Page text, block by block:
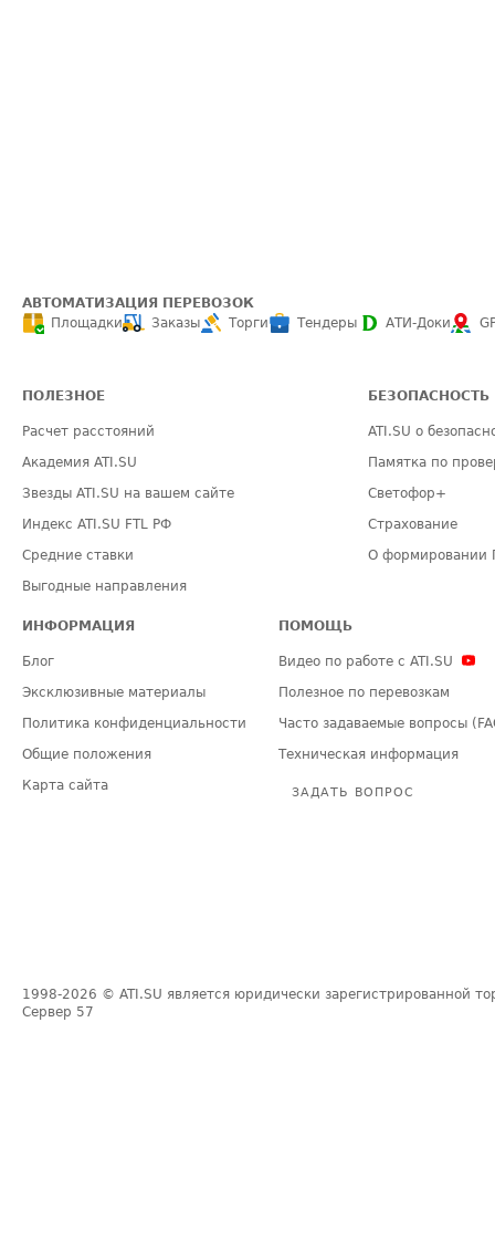
АВТОМАТИЗАЦИЯ ПЕРЕВОЗОК
Площадки
Заказы Торги Тендеры АТИ-Доки
ПОЛЕЗНОЕ
Расчет расстояний
Академия ATI.SU
Звезды ATI.SU на вашем сайте
Индекс ATI.SU FTL РФ
Средние ставки
Выгодные направления
БЕЗОПАСНОСТЬ
ATI.SU о
Памятка по
Светофор+
Страхование
О формировании
ИНФОРМАЦИЯ
Блог
Эксклюзивные материалы
Политика конфиденциальности
Общие положения
Карта сайта
ПОМОЩЬ
Видео по работе с ATI.SU
Полезное по перевозкам
Часто задаваемые вопросы
Техническая информация
ЗАДАТЬ ВОПРОС
1998-2026 © ATI.SU является юридически зарегистрированной
Сервер 57